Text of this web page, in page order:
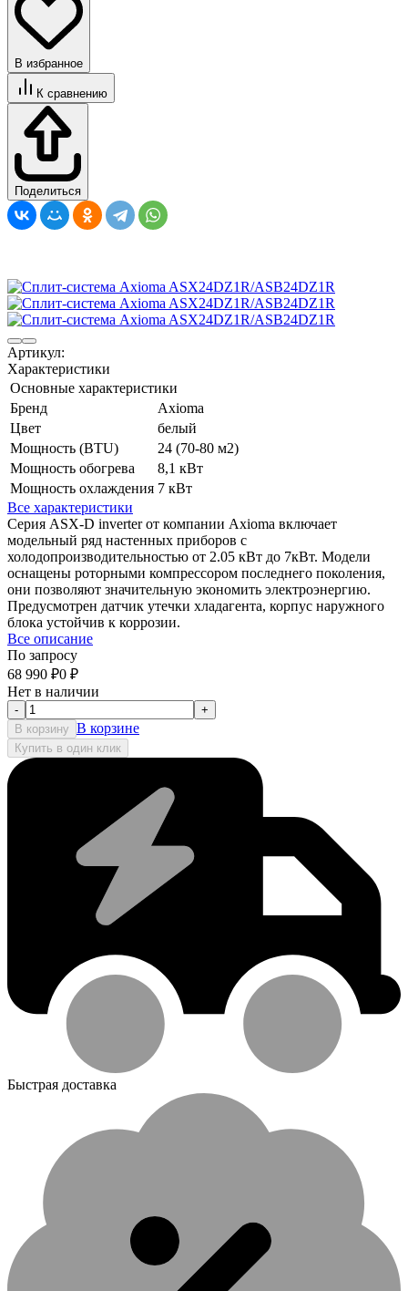
В избранное
К сравнению
Поделиться
Артикул:
Характеристики
Основные характеристики
Бренд
Axioma
Цвет
белый
Мощность (BTU)
24 (70-80 м2)
Мощность обогрева
8,1 кВт
Мощность охлаждения 7 кВт
Все характеристики
Серия ASX-D inverter от компании Axioma включает
модельный ряд настенных приборов с
холодопроизводительностью от 2.05 кВт до 7кВт. Модели
оснащены роторными компрессором последнего поколения,
они позволяют значительную экономить электроэнергию.
Предусмотрен датчик утечки хладагента, корпус наружного
блока устойчив к коррозии.
Все описание
По запросу
68 990 ₽0 ₽
Нет в наличии
-
+
В корзину В корзине
Купить в один клик
Быстрая доставка